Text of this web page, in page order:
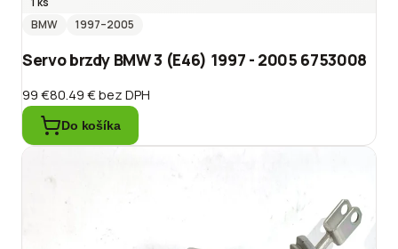
BMW
1997–2005
Servo brzdy BMW 3 (E46) 1997 - 2005 6753008
99 €80.49 €bez DPH
Do košíka